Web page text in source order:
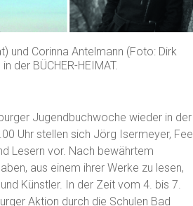
und Corinna Antelmann (Foto: Dirk
der BÜCHER-HEIMAT.
Jugendbuchwoche wieder in der
Uhr stellen sich Jörg Isermeyer, Fee
Lesern vor. Nach bewährtem
aus einem ihrer Werke zu lesen,
Künstler. In der Zeit vom 4. bis 7.
Aktion durch die Schulen Bad